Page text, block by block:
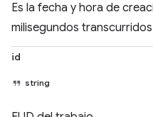
Es la fecha y hora de
milisegundos
id
string